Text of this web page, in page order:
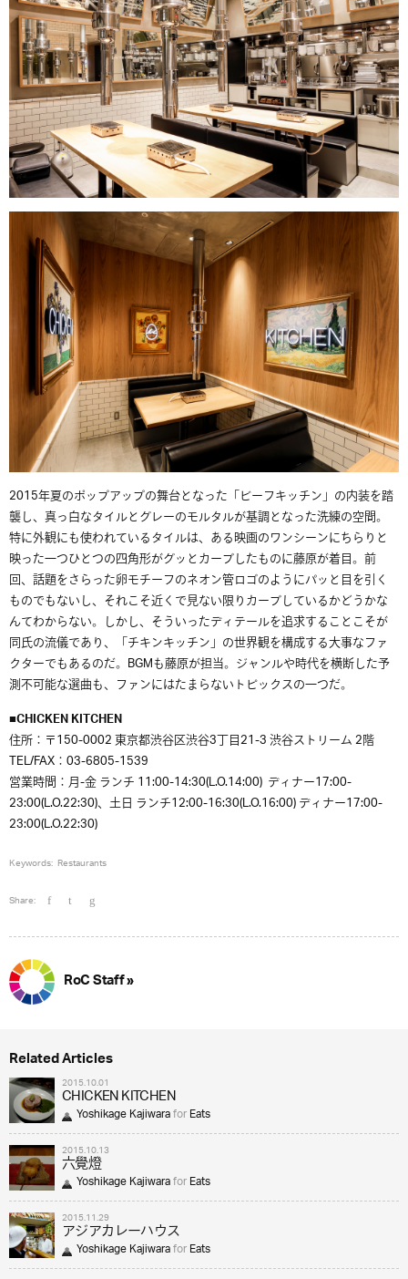
2015年夏のポップアップの舞台となった「ビーフキッチン」の内装を踏
襲し、真っ白なタイルとグレーのモルタルが基調となった洗練の空間。
特に外観にも使われているタイルは、ある映画のワンシーンにちらりと
映った一つひとつの四角形がグッとカーブしたものに藤原が着目。前
回、話題をさらった卵モチーフのネオン管ロゴのようにパッと目を引く
ものでもないし、それこそ近くで見ない限りカーブしているかどうかな
んてわからない。しかし、そういったディテールを追求することこそが
同氏の流儀であり、「チキンキッチン」の世界観を構成する大事なファ
クターでもあるのだ。 BGMも藤原が担当。ジャンルや時代を横断した予
測不可能な選曲も、ファンにはたまらないトピックスの一つだ。
■CHICKEN KITCHEN
住所：〒150-0002 東京都渋谷区渋谷3丁目21-3 渋谷ストリーム 2階
TEL/FAX：03-6805-1539
営業時間：月-金 ランチ 11:00-14:30(L.O.14:00) ディナー17:00-
23:00(L.O.22:30)、土日 ランチ12:00-16:30(L.O.16:00) ディナー17:00-
23:00(L.O.22:30)
Keywords: Restaurants
Share:
RoC Staff »
Related Articles
2015.10.01
CHICKEN KITCHEN
Yoshikage KajiwaraforEats
2015.10.13
六覺燈
Yoshikage KajiwaraforEats
2015.11.29
アジアカレーハウス
Yoshikage KajiwaraforEats